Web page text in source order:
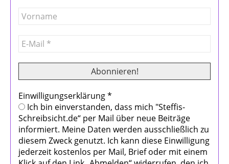
Einwilligungserklärung*
Ich bin einverstanden, dass mich "Steffis-
Schreibsicht.de“ per Mail über neue Beiträge
informiert. Meine Daten werden ausschließlich zu
diesem Zweck genutzt. Ich kann diese Einwilligung
jederzeit kostenlos per Mail, Brief oder mit einem